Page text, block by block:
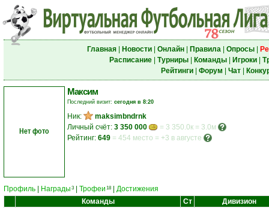
Главная| Новости| Онлайн| Правила| Опросы|
Расписание| Турниры| Команды| Игроки|
Рейтинги| Форум Чат|
Нет фото
Максим
Последний визит: сегодня в 8:20
Ник:
maksimbndrnk
Личный счёт: 3 350 000
= 3 350.0к = 3.0м
Рейтинг: 649 = 454 место = +3 в августе
Профиль Награды 3 Трофеи 18
Достижения
Команды
Ст Дивизион